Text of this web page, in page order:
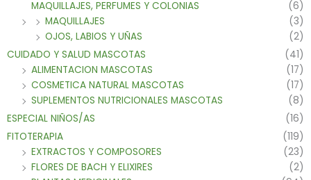
MAQUILLAJES, PERFUMES Y COLONIAS
(6)
MAQUILLAJES
(3)
OJOS, LABIOS Y UÑAS
(2)
CUIDADO Y SALUD MASCOTAS
(41)
ALIMENTACION MASCOTAS
(17)
COSMETICA NATURAL MASCOTAS
(17)
SUPLEMENTOS NUTRICIONALES MASCOTAS
(8)
ESPECIAL NIÑOS/AS
(16)
FITOTERAPIA
(119)
EXTRACTOS Y COMPOSORES
(23)
FLORES DE BACH Y ELIXIRES
(2)